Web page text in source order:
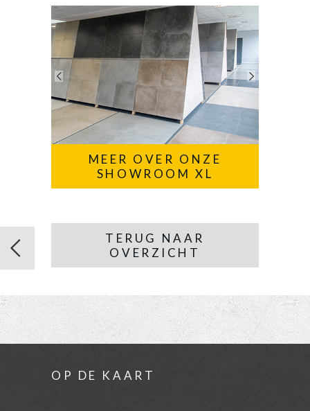
MEER OVER ONZE
SHOWROOM XL
TERUG NAAR
OVERZICHT
OP DE KAART